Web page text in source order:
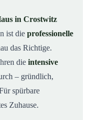
ab
in Crostwitz
ist die professionelle
das Richtige.
die intensive
– gründlich,
spürbare
Zuhause.